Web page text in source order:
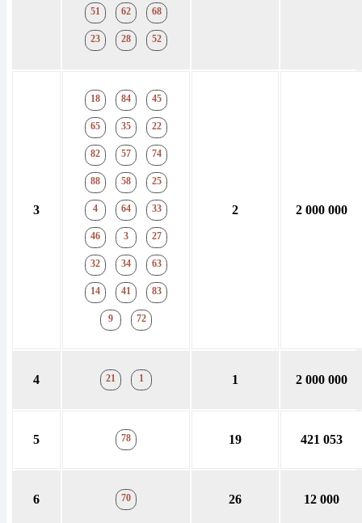
51 62 68
23 28 52
3
18 84 45
65 35 22
82 57 74
88 58 25
4 64 33
46 3 27
32 34 63
14 41 83
9 72
2 2 000 000
4 21 1 1 2 000 000
5 78 19 421 053
6 70 26 12 000